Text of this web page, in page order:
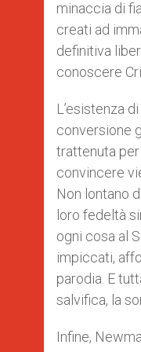
minaccia di
creati ad
definitiva
conoscere
L’esistenza
conversione
trattenuta
convincere
Non lontano
loro fedeltà
ogni cosa al
impiccati,
parodia. E
salvifica, la
Infine,